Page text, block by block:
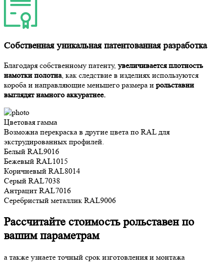
Собственная уникальная патентованная разработка
Благодаря собственному патенту, увеличивается плотность
намотки полотна, как следствие в изделиях используются
короба и направляющие меньшего размера и рольставни
выглядят намного аккуратнее.
Цветовая гамма
Возможна перекраска в другие цвета по RAL для
экструдированных профилей.
Белый RAL9016
Бежевый RAL1015
Коричневый RAL8014
Серый RAL7038
Антрацит RAL7016
Серебристый металлик RAL9006
Рассчитайте стоимость рольставен по
вашим параметрам
а также узнаете точный срок изготовления и монтажа